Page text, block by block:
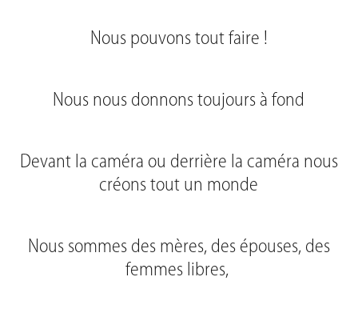
Nous pouvons tout faire !
Nous nous donnons toujours à fond
Devant la caméra ou derrière la caméra nous
créons tout un monde
Nous sommes des mères, des épouses, des
femmes libres,